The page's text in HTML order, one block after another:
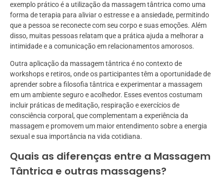
exemplo prático é a utilização da massagem tântrica como uma
forma de terapia para aliviar o estresse e a ansiedade, permitindo
que a pessoa se reconecte com seu corpo e suas emoções. Além
disso, muitas pessoas relatam que a prática ajuda a melhorar a
intimidade e a comunicação em relacionamentos amorosos.
Outra aplicação da massagem tântrica é no contexto de
workshops e retiros, onde os participantes têm a oportunidade de
aprender sobre a filosofia tântrica e experimentar a massagem
em um ambiente seguro e acolhedor. Esses eventos costumam
incluir práticas de meditação, respiração e exercícios de
consciência corporal, que complementam a experiência da
massagem e promovem um maior entendimento sobre a energia
sexual e sua importância na vida cotidiana.
Quais as diferenças entre a Massagem
Tântrica e outras massagens?